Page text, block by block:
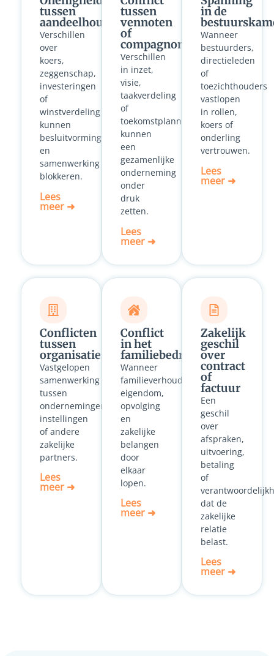
tussen
aandeelhouders
Verschillen
over
koers,
zeggenschap,
investeringen
of
winstverdeling
kunnen
besluitvorming
en
samenwerking
blokkeren.
Lees
meer ➜
tussen
vennoten
of
compagnons
Verschillen
in inzet,
visie,
taakverdeling
of
toekomstplannen
kunnen
een
gezamenlijke
onderneming
onder
druk
zetten.
Lees
meer ➜
in de
Wanneer
bestuurders,
directieleden
of
toezichthouders
vastlopen
in rollen,
koers of
onderling
vertrouwen.
Lees
meer ➜
Conflicten
tussen
organisaties
Vastgelopen
samenwerking
tussen
ondernemingen,
instellingen
of andere
zakelijke
partners.
Lees
meer ➜
Conflict
in het
familiebedrijf
Wanneer
familieverhoudingen,
eigendom,
opvolging
en
zakelijke
belangen
door
elkaar
lopen.
Lees
meer ➜
Zakelijk
geschil
over
contract
of
factuur
Een
geschil
over
afspraken,
uitvoering,
betaling
of
dat de
zakelijke
relatie
belast.
Lees
meer ➜